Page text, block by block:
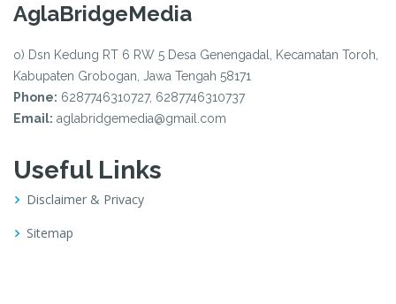
AglaBridgeMedia
o) Dsn Kedung RT 6 RW 5 Desa Genengadal, Kecamatan Toroh,
Kabupaten Grobogan, Jawa Tengah 58171
Phone: 6287746310727, 6287746310737
Email: aglabridgemedia@gmail.com
Useful Links
Disclaimer & Privacy
Sitemap